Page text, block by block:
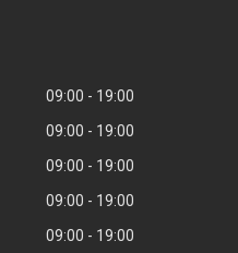
09:00
19:00
09:00
19:00
09:00
19:00
09:00
19:00
09:00
19:00